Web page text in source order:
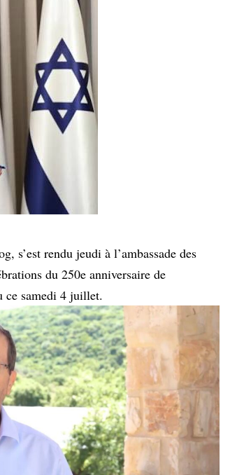
s’est rendu jeudi à l’ambassade des
du 250e anniversaire de
ce samedi 4 juillet.